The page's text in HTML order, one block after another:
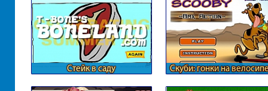
Стейк в саду Скуби: гонки на